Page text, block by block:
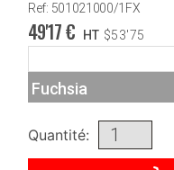
Ref: 501021000/1FX
49'17€ HT $53'75
Quantité: